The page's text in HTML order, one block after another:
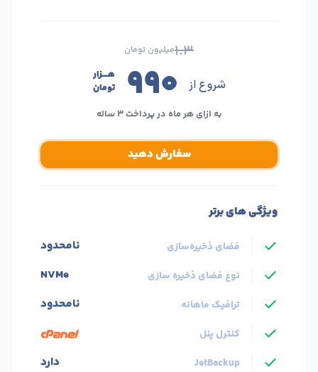
۱.۳میلیون تومان
شروع از ۹۹۰
هــــزار
تومان
به ازای هر ماه در پرداخت ۳ ساله
سفارش دهید
ویژگی های برتر
فضای ذخیره‌سازی نامحدود
نوع فضای ذخیره سازی NVMe
ترافیک ماهانه نامحدود
کنترل پنل
JetBackup
دارد